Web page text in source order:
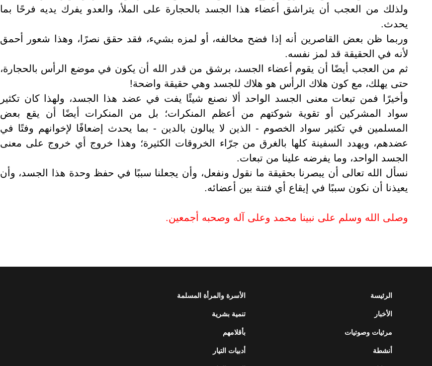
ولذلك من العجب أن يتراشق أعضاء هذا الجسد بالحجارة على الملأ، والعدو يفرك يديه فرحًا بما
يحدث.
وربما ظن بعض القاصرين أنه إذا فضح مخالفه، أو لمزه بشيء، فقد حقق نصرًا، وهذا شعور أحمق
لأنه في الحقيقة قد لمز نفسه.
ثم من العجب أيضًا أن يقوم أعضاء الجسد، برشق من قدر الله أن يكون في موضع الرأس بالحجارة،
حتى يهلك، مع كون هلاك الرأس هو هلاك للجسد وهي حقيقة واضحة!
وأخيرًا فمن تبعات معنى الجسد الواحد ألا نصنع شيئًا يفت في عضد هذا الجسد، ولهذا كان تكثير
سواد المشركين أو تقوية شوكتهم من أعظم المنكرات؛ بل من المنكرات أيضًا أن يقع بعض
المسلمين في تكثير سواد الخصوم - الذين لا يبالون بالدين - بما يحدث إضعافًا لإخوانهم وفتًا في
عضدهم، ويهدد السفينة كلها بالغرق من جرّاء الخروقات الكثيرة؛ وهذا خروج أي خروج على معنى
الجسد الواحد، وما يفرضه علينا من تبعات.
نسأل الله تعالى أن يبصرنا بحقيقة ما نقول ونفعل، وأن يجعلنا سببًا في حفظ وحدة هذا الجسد، وأن
يعيذنا أن نكون سببًا في إيقاع أي فتنة بين أعضائه.
وصلى الله وسلم على نبينا محمد وعلى آله وصحبه أجمعين.
الرئيسة
الأخبار
مرئيات وصوتيات
أنشطة
الأسرة والمرأة المسلمة
تنمية بشرية
بأقلامهم
أدبيات التيار